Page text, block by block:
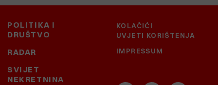
POLITIKA I
DRUŠTVO
RADAR
SVIJET
NEKRETNINA
KOLAČIĆI
UVJETI KORIŠTENJA
IMPRESSUM